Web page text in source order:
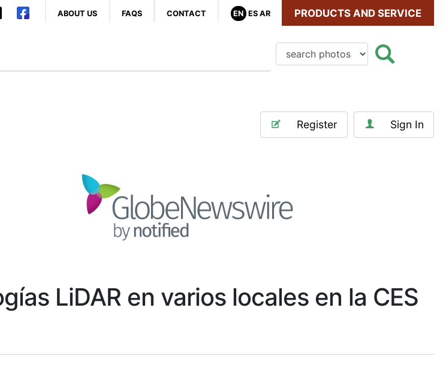
ABOUT US FAQS CONTACT EN ES AR PRODUCTS AND SERVICE
Sign In
Register
LiDAR en varios locales en la CES